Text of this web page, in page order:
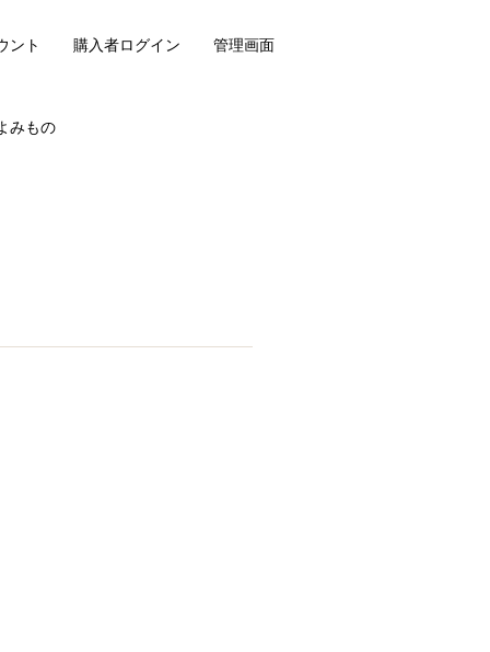
みもの
ント 購入者ログイン 管理画面